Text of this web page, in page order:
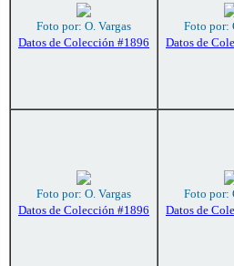
Foto por: O. Vargas
Datos de Colección #1896
Foto por:
Datos de
Foto por: O. Vargas
Datos de Colección #1896
Foto por:
Datos de